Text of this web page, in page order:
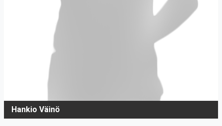
Hankio Väinö